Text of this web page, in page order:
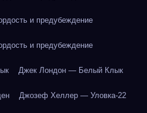
и предубеждение
и предубеждение
Джек Лондон — Белый Клык
Джозеф Хеллер — Уловка-22